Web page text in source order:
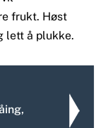
frukt. Høst
lett å plukke.